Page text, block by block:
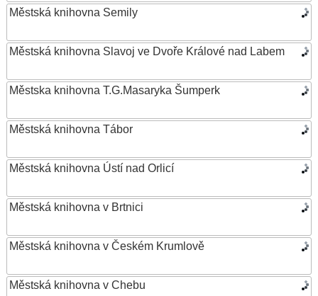
Městská knihovna Semily
Městská knihovna Slavoj ve Dvoře Králové nad Labem
Městska knihovna T.G.Masaryka Šumperk
Městská knihovna Tábor
Městská knihovna Ústí nad Orlicí
Městská knihovna v Brtnici
Městská knihovna v Českém Krumlově
Městská knihovna v Chebu